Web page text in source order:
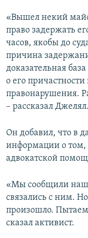
ПОБЕДИТЕЛЕЙ НЕ
УКРАИНСКАЯ
ПРИСОЕДИНЯЙТЕСЬ!
Все сайты RFE/RL
«Вышел некий
право задержать
часов, якобы до
причина
доказательная
о его
правонарушения.
– рассказал Джелял.
Он добавил, что в
информации о том,
адвокатской
«Мы сообщили
связались с ним.
произошло.
сказал активист.